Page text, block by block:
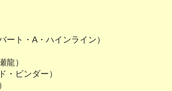
ト・A・ハインライン）
龍）
・ビンダー）